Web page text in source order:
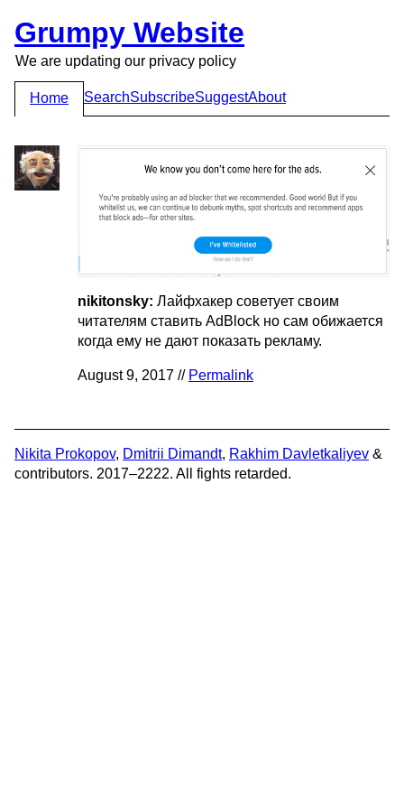
Grumpy Website
We are updating our privacy policy
Home SearchSubscribeSuggestAbout
nikitonsky: Лайфхакер советует своим
читателям ставить AdBlock но сам обижается
когда ему не дают показать рекламу.
August 9, 2017 // Permalink
Nikita Prokopov, Dmitrii Dimandt, Rakhim Davletkaliyev &
contributors. 2017–2222. All fights retarded.